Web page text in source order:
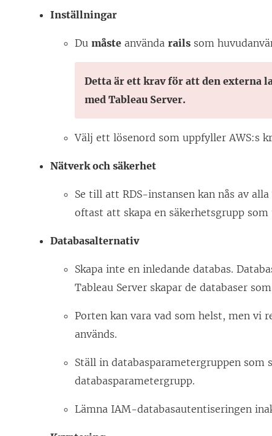
n
t
n
t
t
f
ö
n
t
e
Inställningar
Dumåste användarails som
Detta är ett krav för att den externa
med Tableau Server.
Välj ett lösenord som uppfyller AWS:s
Nätverk och säkerhet
Se till att RDS-instansen kan nås av
oftast att skapa en säkerhetsgrupp
Databasalternativ
Skapa inte en inledande databas.
Tableau Server skapar de databaser
Porten kan vara vad som helst, men vi
används.
Ställ in databasparametergruppen som
databasparametergrupp.
Lämna IAM-databasautentiseringen